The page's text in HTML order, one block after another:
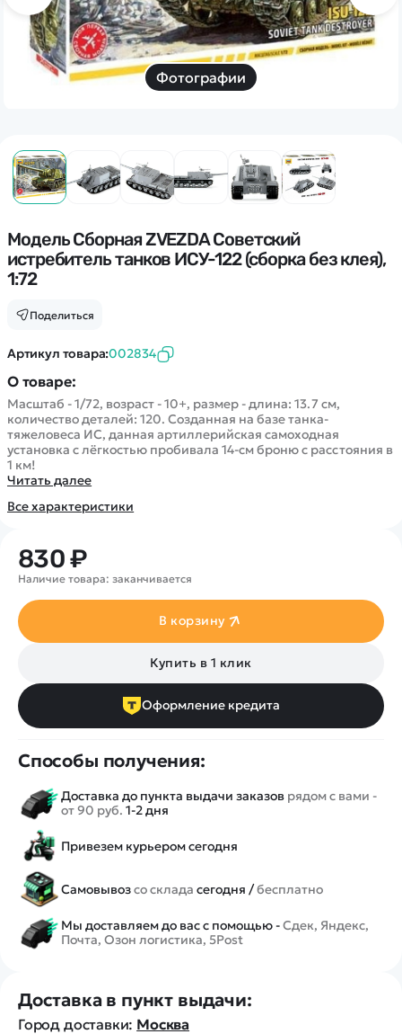
Фотографии
Модель Сборная ZVEZDA Советский
истребитель танков ИСУ-122 (сборка без клея),
1:72
Поделиться
Артикул товара:002834
О товаре:
Масштаб - 1/72, возраст - 10+, размер - длина: 13.7 см,
количество деталей: 120. Созданная на базе танка-
тяжеловеса ИС, данная артиллерийская самоходная
установка с лёгкостью пробивала 14-см броню с расстояния в
1 км!
Читать далее
Все характеристики
830 ₽
Наличие товара: заканчивается
В корзину
Купить в 1 клик
Оформление кредита
Способы получения:
Доставка до пункта выдачи заказов рядом с вами -
от 90 руб. 1-2 дня
Привезем курьером сегодня
Самовывозсо склада сегодня /бесплатно
Мы доставляем до вас с помощью -Сдек, Яндекс,
Почта, Озон логистика, 5Post
Доставка в пункт выдачи:
Город доставки: Москва
Дополнительный способ связи
WhatsApp/Мобильный
Есть вопрос? Можем связаться с вами
Наши соцсети:
Каталог
Машинки
Танки
Вертолеты
Катера
Роботы
Самолеты
Сборные модели
Спецтехника
Железные дороги
Конструкторы
Запчасти для моделей
Информация
Оптовые продажи
Блог
Статьи про беспилотники
Обзор квадрокоптеров
Аренда Квадрокоптеров
Покупка в кредит
Покупателю
Контакты
Оплата и доставка
Оплата на сайте